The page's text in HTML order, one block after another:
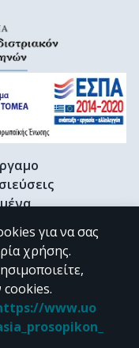
βιβλιογραφία
4.0
"Περγάμου" διατίθεται
για να σας
χρήσης.
cookies.
www.uo